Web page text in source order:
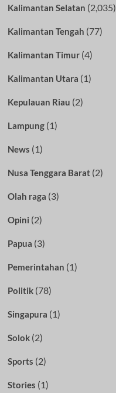
Kalimantan Selatan (2,035)
Kalimantan Tengah (77)
Kalimantan Timur(4)
Kalimantan Utara (1)
Kepulauan Riau (2)
Lampung(1)
News (1)
Nusa Tenggara Barat(2)
Olah raga (3)
Opini (2)
Papua (3)
Pemerintahan (1)
Politik(78)
Singapura (1)
Solok(2)
Sports (2)
Stories (1)